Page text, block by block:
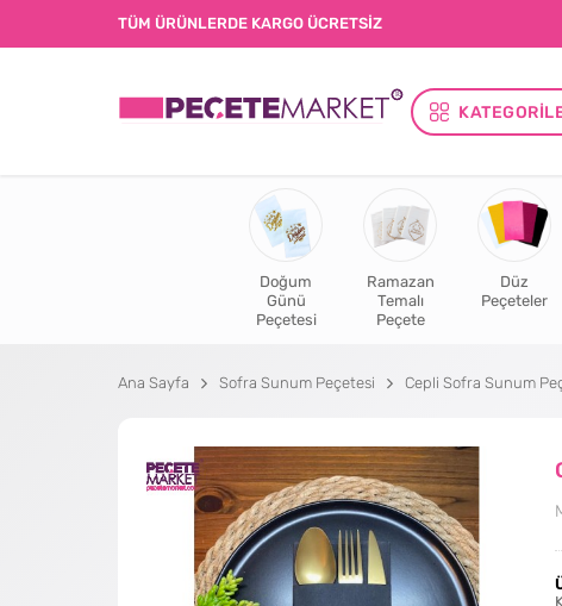
TÜM ÜRÜNLERDE KARGO ÜCRETSİZ
Doğum
Günü
Peçetesi
Ramazan
Temalı
Peçete
Düz
Peçeteler
Ana Sayfa Sofra Sunum Peçetesi Cepli Sofra Sunum